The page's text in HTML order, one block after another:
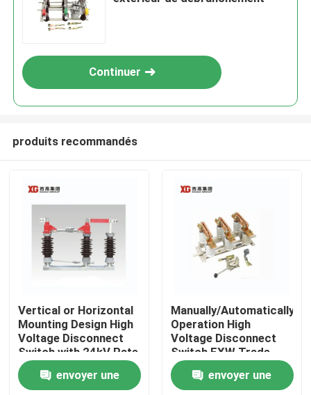
Maison
Produits
Au sujet de nous
Continuer
produits recommandés
Vertical or Horizontal
Mounting Design High
Voltage Disconnect
Switch with 24kV Rate
Voltage
envoyer une
Manually/Automatically
Operation High
Voltage Disconnect
Switch EXW Trade
Terms Product
envoyer une